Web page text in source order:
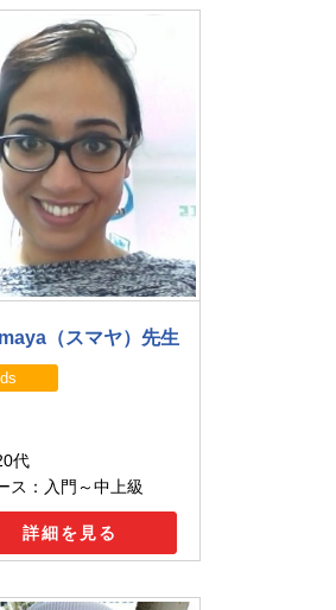
（スマヤ）先生
代
ス：入門～中上級
詳細を見る